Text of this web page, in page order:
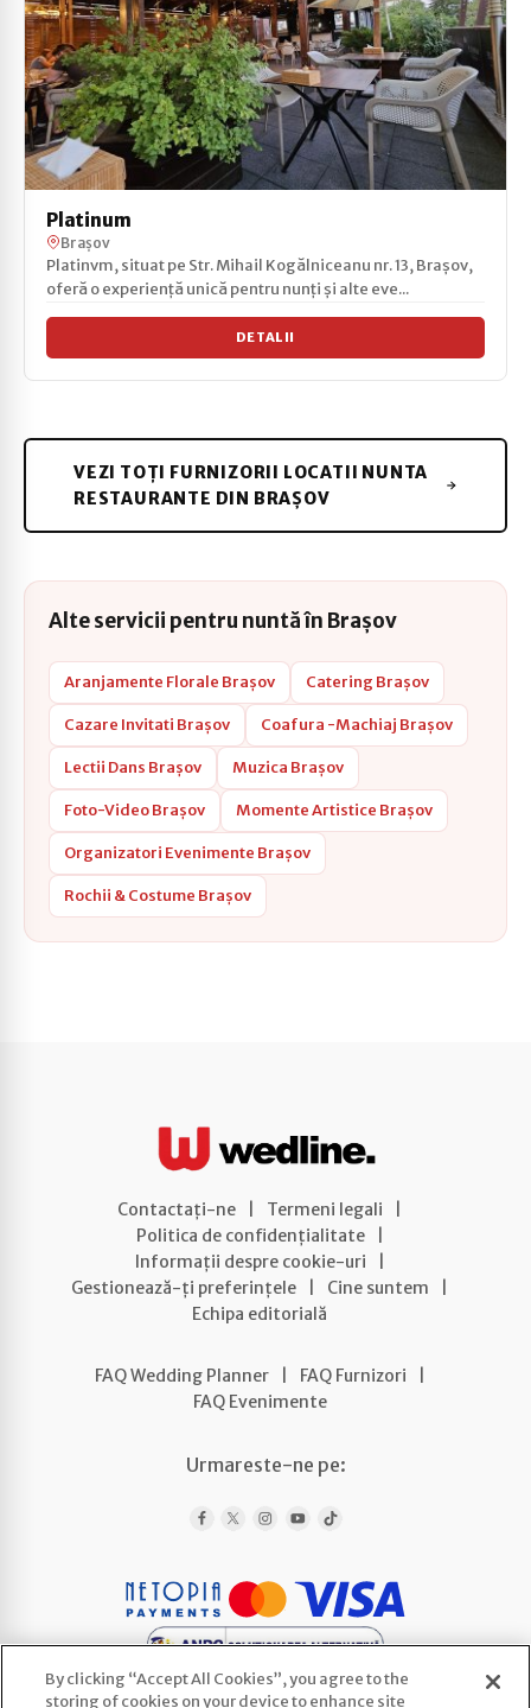
Platinum
Brașov
Platinvm, situat pe Str. Mihail Kogălniceanu nr. 13, Brașov,
oferă o experiență unică pentru nunți și alte eve...
DETALII
VEZI TOȚI FURNIZORII LOCATII NUNTA
RESTAURANTE DIN BRAȘOV
Alte servicii pentru nuntă în Brașov
Aranjamente Florale Brașov Catering Brașov
Cazare Invitati Brașov Coafura -Machiaj Brașov
Lectii Dans Brașov Muzica Brașov
Foto-Video Brașov Momente Artistice Brașov
Organizatori Evenimente Brașov
Rochii & Costume Brașov
Contactați-ne Termeni legali
Politica de confidențialitate
Informații despre cookie-uri
Gestionează-ți preferințele
Cine suntem
Echipa editorială
FAQ Wedding Planner FAQ Furnizori
FAQ Evenimente
Urmareste-ne pe:
By clicking “Accept All Cookies”, you agree to the
storing of cookies on your device to enhance site